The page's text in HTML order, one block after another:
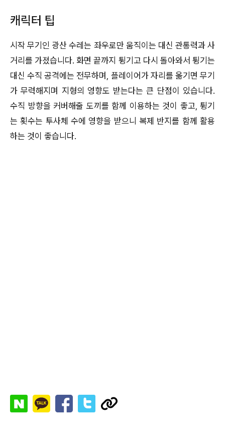
캐릭터 팁
시작 무기인 광산 수레는 좌우로만 움직이는 대신 관통력과 사
거리를 가졌습니다. 화면 끝까지 튕기고 다시 돌아와서 튕기는
대신 수직 공격에는 전무하며, 플레이어가 자리를 옮기면 무기
가 무력해지며 지형의 영향도 받는다는 큰 단점이 있습니다.
수직 방향을 커버해줄 도끼를 함께 이용하는 것이 좋고, 튕기
는 횟수는 투사체 수에 영향을 받으니 복제 반지를 함께 활용
하는 것이 좋습니다.